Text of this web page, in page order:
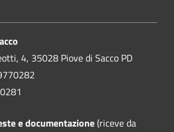
4, 35028 Piove di Sacco PD
e documentazione(riceve da